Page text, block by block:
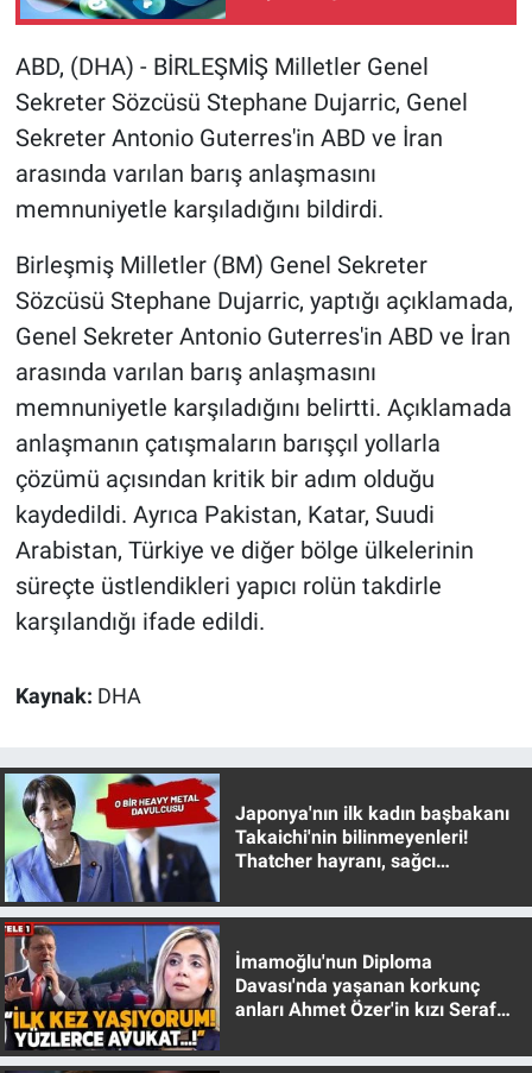
ABD, (DHA) - BİRLEŞMİŞ Milletler Genel
Sekreter Sözcüsü Stephane Dujarric, Genel
Sekreter Antonio Guterres'in ABD ve İran
arasında varılan barış anlaşmasını
memnuniyetle karşıladığını bildirdi.
Birleşmiş Milletler (BM) Genel Sekreter
Sözcüsü Stephane Dujarric, yaptığı açıklamada,
Genel Sekreter Antonio Guterres'in ABD ve İran
arasında varılan barış anlaşmasını
memnuniyetle karşıladığını belirtti. Açıklamada
anlaşmanın çatışmaların barışçıl yollarla
çözümü açısından kritik bir adım olduğu
kaydedildi. Ayrıca Pakistan, Katar, Suudi
Arabistan, Türkiye ve diğer bölge ülkelerinin
süreçte üstlendikleri yapıcı rolün takdirle
karşılandığı ifade edildi.
Kaynak: DHA
Japonya'nın ilk kadın başbakanı
Takaichi'nin bilinmeyenleri!
Thatcher hayranı, sağcı
İmamoğlu'nun Diploma
Davası'nda yaşanan korkunç
anları Ahmet Özer'in kızı Seraf
Gündem Özel
Günün görüntüsü
Haber
Kimdir
Koronavirüs
Kültür Sanat
Ne demişti
Nedir
Popüler
Spor
Teknoloji
Türkiye'nin Geleceği
Türkiye'nin Gündemi
Yerel Gündem